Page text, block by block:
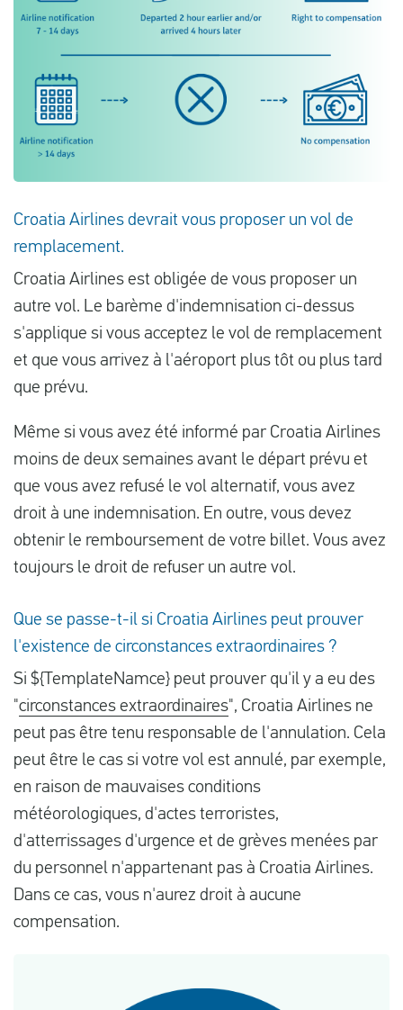
Croatia Airlines devrait vous proposer un vol de
remplacement.
Croatia Airlines est obligée de vous proposer un
autre vol. Le barème d'indemnisation ci-dessus
s'applique si vous acceptez le vol de remplacement
et que vous arrivez à l'aéroport plus tôt ou plus tard
que prévu.
Même si vous avez été informé par Croatia Airlines
moins de deux semaines avant le départ prévu et
que vous avez refusé le vol alternatif, vous avez
droit à une indemnisation. En outre, vous devez
obtenir le remboursement de votre billet. Vous avez
toujours le droit de refuser un autre vol.
Que se passe-t-il si Croatia Airlines peut prouver
l'existence de circonstances extraordinaires ?
Si ${TemplateNamce} peut prouver qu'il y a eu des
"circonstances extraordinaires", Croatia Airlines ne
peut pas être tenu responsable de l'annulation. Cela
peut être le cas si votre vol est annulé, par exemple,
en raison de mauvaises conditions
météorologiques, d'actes terroristes,
d'atterrissages d'urgence et de grèves menées par
du personnel n'appartenant pas à Croatia Airlines.
Dans ce cas, vous n'aurez droit à aucune
compensation.